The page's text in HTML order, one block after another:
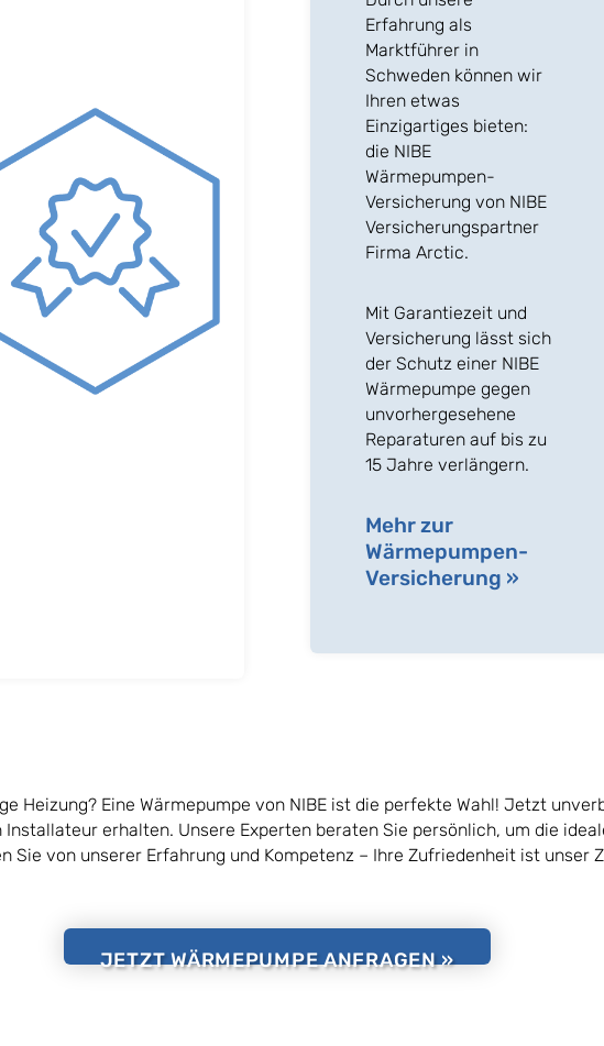
Erfahrung als
Marktführer in
Schweden können wir
Ihren etwas
Einzigartiges bieten:
die NIBE
Wärmepumpen-
Versicherung von NIBE
Versicherungspartner
Firma Arctic.
Mit Garantiezeit und
Versicherung lässt sich
der Schutz einer NIBE
Wärmepumpe gegen
unvorhergesehene
Reparaturen auf bis zu
15 Jahre verlängern.
Mehr zur
Wärmepumpen-
Versicherung »
Heizung? Eine Wärmepumpe von NIBE ist die perfekte Wahl! Jetzt
erhalten. Unsere Experten beraten Sie persönlich, um die
Sie von unserer Erfahrung und Kompetenz – Ihre Zufriedenheit ist unser
JETZT WÄRMEPUMPE ANFRAGEN »